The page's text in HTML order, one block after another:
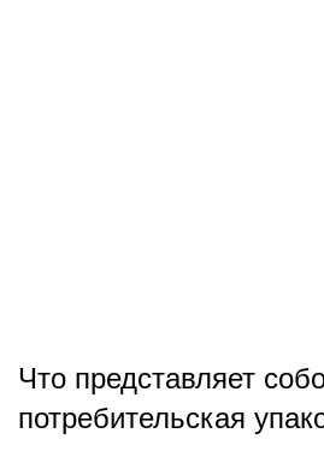
Что представляет
потребительская